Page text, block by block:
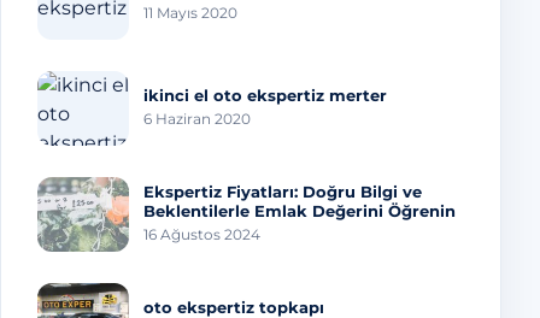
11 Mayıs 2020
ikinci el oto ekspertiz merter
6 Haziran 2020
Ekspertiz Fiyatları: Doğru Bilgi ve
Beklentilerle Emlak Değerini Öğrenin
16 Ağustos 2024
oto ekspertiz topkapı